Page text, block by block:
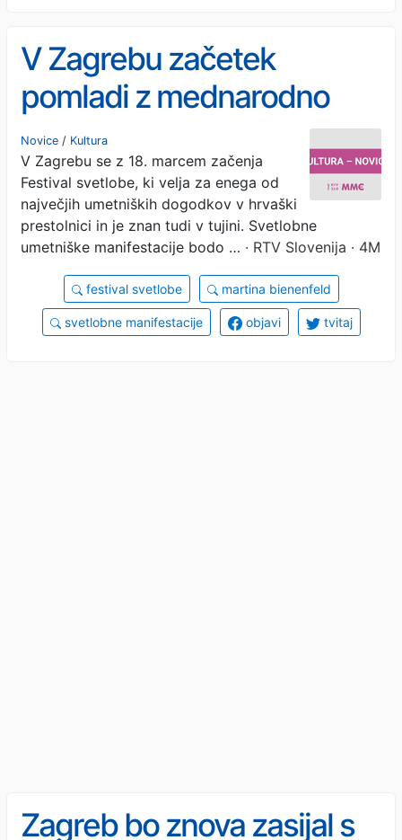
V Zagrebu začetek
pomladi z mednarodno
odmevnim Festivalom
svetlobe
Novice / Kultura
V Zagrebu se z 18. marcem začenja
Festival svetlobe, ki velja za enega od
največjih umetniških dogodkov v hrvaški
prestolnici in je znan tudi v tujini. Svetlobne
umetniške manifestacije bodo … · RTV Slovenija · 4M
festival svetlobe martina bienenfeld
svetlobne manifestacije objavi tvitaj
Zagreb bo znova zasijal s